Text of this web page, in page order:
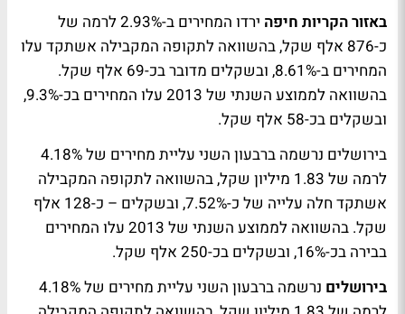
באזור הקריות חיפה
ירדו המחירים ב-2.93% לרמה של
כ-876 אלף שקל, בהשוואה לתקופה המקבילה אשתקד עלו
המחירים ב-8.61%, ובשקלים מדובר בכ-69 אלף שקל.
בהשוואה לממוצע השנתי של 2013 עלו המחירים בכ-9.3%,
ובשקלים בכ-58 אלף שקל.
בירושלים נרשמה ברבעון השני עליית מחירים של 4.18%
לרמה של 1.83 מיליון שקל, בהשוואה לתקופה המקבילה
אשתקד חלה עלייה של כ-7.52%, ובשקלים – כ-128 אלף
שקל. בהשוואה לממוצע השנתי של 2013 עלו המחירים
בבירה בכ-16%, ובשקלים בכ-250 אלף שקל.
בירושלים
נרשמה ברבעון השני עליית מחירים של 4.18%